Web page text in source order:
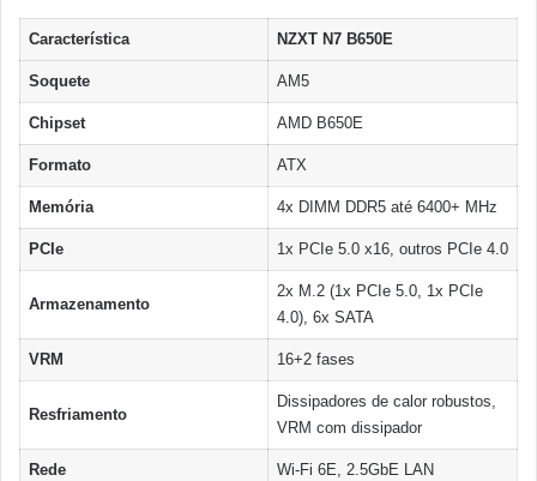
Característica NZXT N7 B650E
Soquete AM5
Chipset AMD B650E
Formato ATX
Memória 4x DIMM DDR5 até 6400+ MHz
PCIe 1x PCIe 5.0 x16, outros PCIe 4.0
Armazenamento
2x M.2 (1x PCIe 5.0, 1x PCIe
4.0), 6x SATA
VRM 16+2 fases
Resfriamento
Dissipadores de calor robustos,
VRM com dissipador
Rede Wi-Fi 6E, 2.5GbE LAN